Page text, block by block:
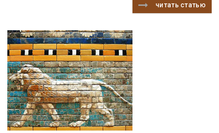
читать статью